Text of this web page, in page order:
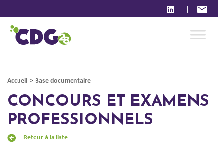
|
Accueil > Base documentaire
CONCOURS ET EXAMENS
PROFESSIONNELS
Retour à la liste